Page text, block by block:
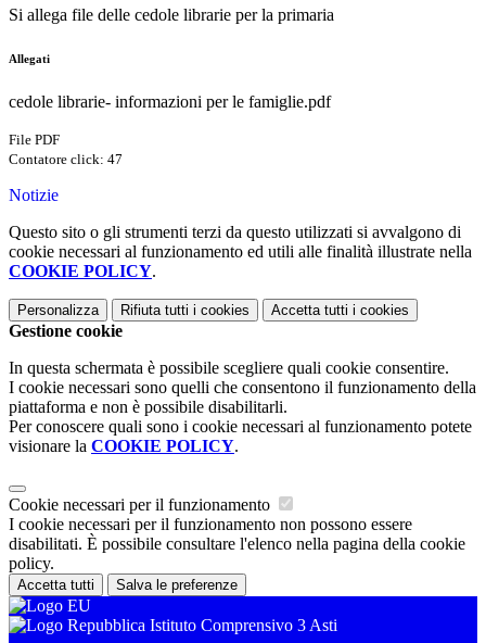
Si allega file delle cedole librarie per la primaria
Allegati
cedole librarie- informazioni per le famiglie.pdf
File PDF
Contatore click: 47
Notizie
Questo sito o gli strumenti terzi da questo utilizzati si avvalgono di
cookie necessari al funzionamento ed utili alle finalità illustrate nella
COOKIE POLICY.
Personalizza Rifiuta tutti i cookies Accetta tutti i cookies
Gestione cookie
In questa schermata è possibile scegliere quali cookie consentire.
I cookie necessari sono quelli che consentono il funzionamento della
piattaforma e non è possibile disabilitarli.
Per conoscere quali sono i cookie necessari al funzionamento potete
visionare la COOKIE POLICY.
Cookie necessari per il funzionamento
I cookie necessari per il funzionamento non possono essere
disabilitati. È possibile consultare l'elenco nella pagina della cookie
policy.
Accetta tutti Salva le preferenze
Istituto Comprensivo 3 Asti